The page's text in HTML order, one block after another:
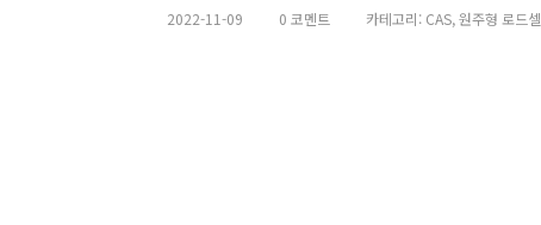
2022-11-09 0 코멘트 카테고리: CAS,원주형 로드셀